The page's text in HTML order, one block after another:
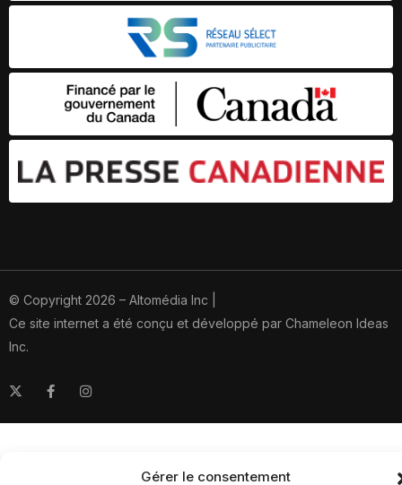
Gérer le consentement
© Copyright 2026 – Altomédia Inc |
Ce site internet a été conçu et développé par Chameleon Ideas
Inc.